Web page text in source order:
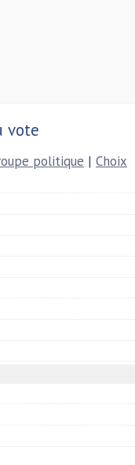
vote
politique | Choix